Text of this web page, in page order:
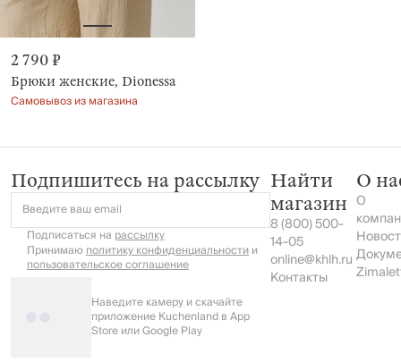
2 790 ₽
Брюки женские, Dionessa
Самовывоз из магазина
Подпишитесь на рассылку
Введите ваш email
Подписаться на рассылку
Принимаюполитику конфиденциальностии
пользовательское соглашение
Наведите камеру и скачайте
приложение Kuchenland в App
Store или Google Play
Найти
магазин
8 (800) 500-
14-05
online@khlh.ru
Контакты
О
О